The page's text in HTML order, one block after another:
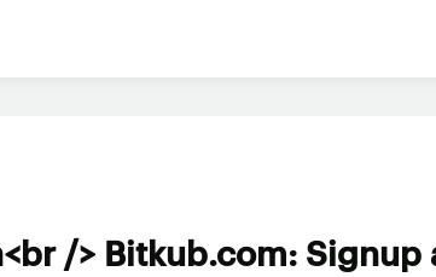
/> Bitkub.com: Signup